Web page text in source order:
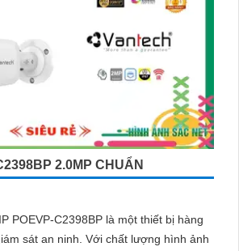
2.0MP CHUẨN
POEVP-C2398BP là một thiết bị hàng
Với chất lượng hình ảnh